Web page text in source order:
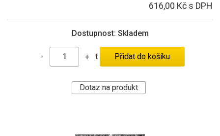
616,00 Kč s DPH
Dostupnost: Skladem
- + t
Dotaz na produkt